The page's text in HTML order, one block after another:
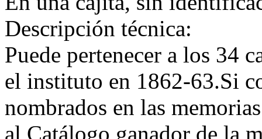
Descripción técnica:
Puede pertenecer a los 34
el instituto en 1862-63.Si
nombrados en las
al Catálogo ganador de la